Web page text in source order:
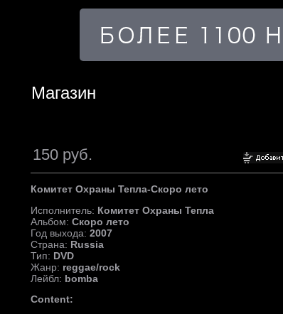
Магазин
150 руб.
Комитет Охраны Тепла-Скоро лето
Исполнитель: Комитет Охраны Тепла
Альбом: Скоро лето
Год выхода: 2007
Страна: Russia
Тип: DVD
Жанр: reggae/rock
Лейбл: bomba
Content: